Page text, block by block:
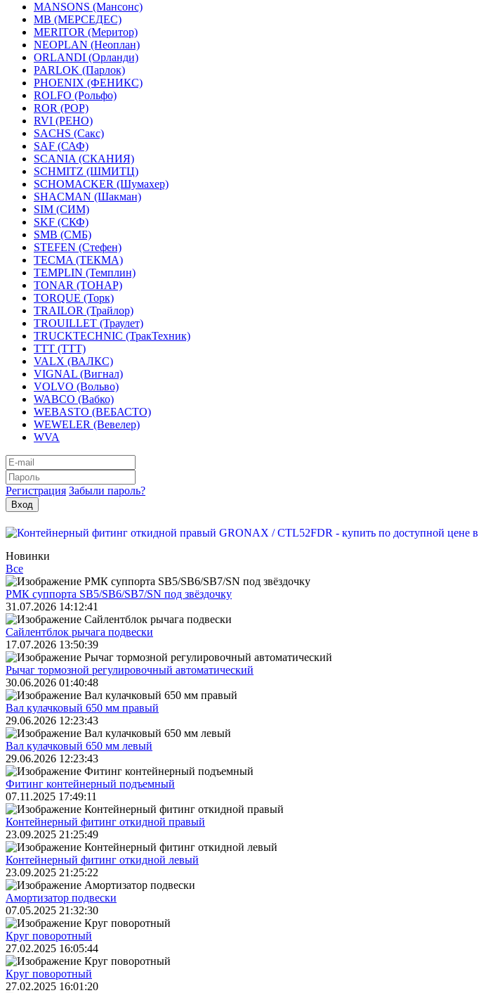
MANSONS (Мансонс)
MB (МЕРСЕДЕС)
MERITOR (Меритор)
NEOPLAN (Неоплан)
ORLANDI (Орланди)
PARLOK (Парлок)
PHOENIX (ФЕНИКС)
ROLFO (Рольфо)
ROR (РОР)
RVI (РЕНО)
SACHS (Сакс)
SAF (САФ)
SCANIA (СКАНИЯ)
SCHMITZ (ШМИТЦ)
SCHOMACKER (Шумахер)
SHACMAN (Шакман)
SIM (СИМ)
SKF (СКФ)
SMB (СМБ)
STEFEN (Стефен)
TECMA (ТЕКМА)
TEMPLIN (Темплин)
TONAR (ТОНАР)
TORQUE (Торк)
TRAILOR (Трайлор)
TROUILLET (Траулет)
TRUCKTECHNIC (ТракТехник)
TTT (ТТТ)
VALX (ВАЛКС)
VIGNAL (Вигнал)
VOLVO (Вольво)
WABCO (Вабко)
WEBASTO (ВЕБАСТО)
WEWELER (Вевелер)
WVA
Регистрация Забыли пароль?
Новинки
Все
РМК суппорта SB5/SB6/SB7/SN под звёздочку
31.07.2026 14:12:41
Сайлентблок рычага подвески
17.07.2026 13:50:39
Рычаг тормозной регулировочный автоматический
30.06.2026 01:40:48
Вал кулачковый 650 мм правый
29.06.2026 12:23:43
Вал кулачковый 650 мм левый
29.06.2026 12:23:43
Фитинг контейнерный подъемный
07.11.2025 17:49:11
Контейнерный фитинг откидной правый
23.09.2025 21:25:49
Контейнерный фитинг откидной левый
23.09.2025 21:25:22
Амортизатор подвески
07.05.2025 21:32:30
Круг поворотный
27.02.2025 16:05:44
Круг поворотный
27.02.2025 16:01:20